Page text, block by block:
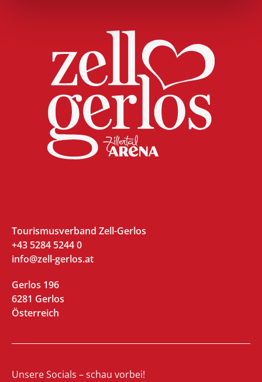
Tourismusverband Zell-Gerlos
+43 5284 5244 0
info@zell-gerlos.at
Gerlos 196
6281 Gerlos
Österreich
Unsere Socials – schau vorbei!